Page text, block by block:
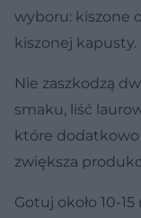
wyboru: kiszone
kiszonej kapusty.
Nie zaszkodzą
smaku, liść
które dodatkowo
zwiększa
Gotuj około 10-